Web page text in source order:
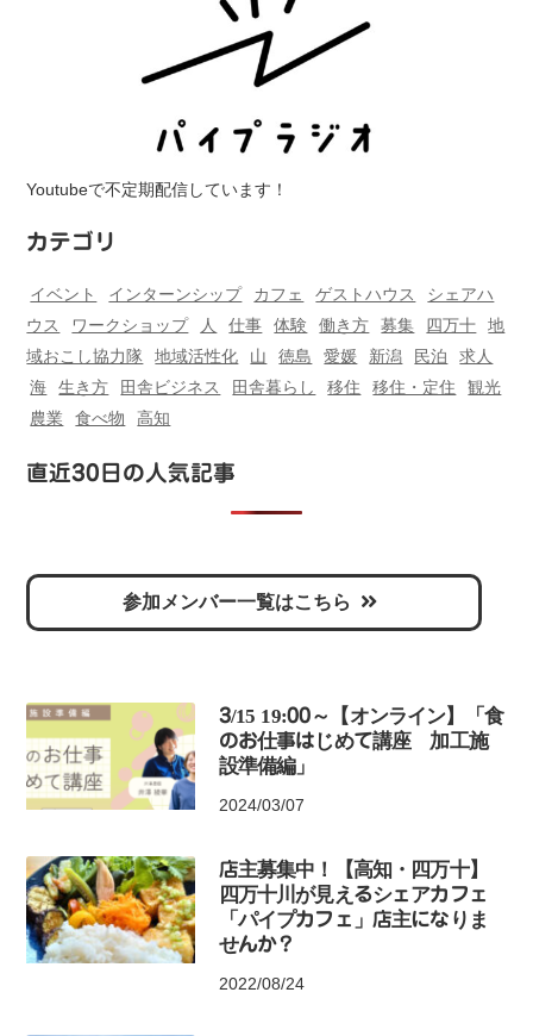
Youtubeで不定期配信しています！
カテゴリ
イベント インターンシップ カフェ ゲストハウス
シェアハ
ウス
ワークショップ 人 仕事 体験 働き方 募集 四万十
地
域おこし協力隊
地域活性化 山 徳島 愛媛 新潟 民泊
求人
海
生き方 田舎ビジネス 田舎暮らし 移住 移住・定住
観光
農業
食べ物 高知
直近30日の人気記事
参加メンバー一覧はこちら
3/15 19:00～【オンライン】「食
のお仕事はじめて講座 加工施
設準備編」
2024/03/07
店主募集中！【高知・四万十】
四万十川が見えるシェアカフェ
「パイプカフェ」店主になりま
せんか？
2022/08/24